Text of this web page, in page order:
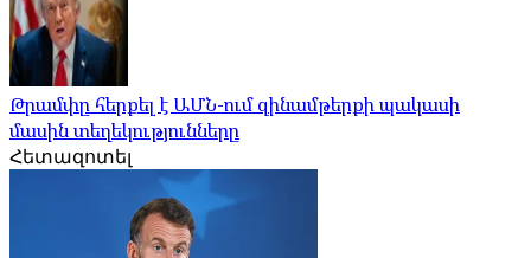
Թրամփը հերքել է ԱՄՆ-ում զինամթերքի պակասի
մասին տեղեկությունները
Հետազոտել